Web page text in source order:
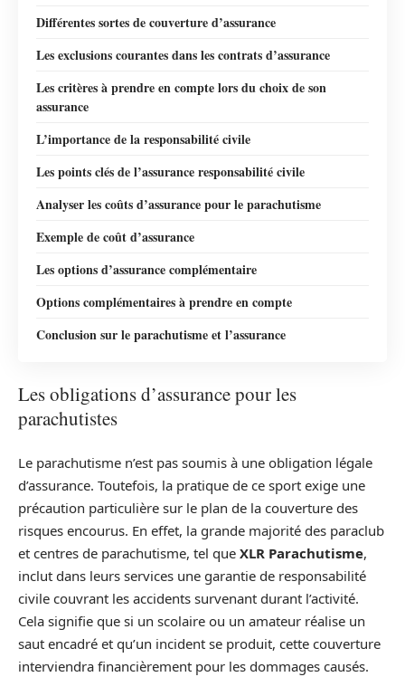
Différentes sortes de couverture d’assurance
Les exclusions courantes dans les contrats d’assurance
Les critères à prendre en compte lors du choix de son
assurance
L’importance de la responsabilité civile
Les points clés de l’assurance responsabilité civile
Analyser les coûts d’assurance pour le parachutisme
Exemple de coût d’assurance
Les options d’assurance complémentaire
Options complémentaires à prendre en compte
Conclusion sur le parachutisme et l’assurance
Les obligations d’assurance pour les
parachutistes
Le parachutisme n’est pas soumis à une obligation légale
d’assurance. Toutefois, la pratique de ce sport exige une
précaution particulière sur le plan de la couverture des
risques encourus. En effet, la grande majorité des paraclub
et centres de parachutisme, tel que XLR Parachutisme,
inclut dans leurs services une garantie de responsabilité
civile couvrant les accidents survenant durant l’activité.
Cela signifie que si un scolaire ou un amateur réalise un
saut encadré et qu’un incident se produit, cette couverture
interviendra financièrement pour les dommages causés.